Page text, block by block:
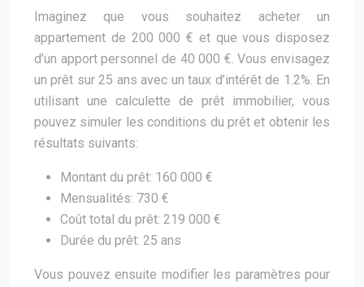
Imaginez que vous souhaitez acheter un
appartement de 200 000 € et que vous disposez
d’un apport personnel de 40 000 €. Vous envisagez
un prêt sur 25 ans avec un taux d’intérêt de 1.2%. En
utilisant une calculette de prêt immobilier, vous
pouvez simuler les conditions du prêt et obtenir les
résultats suivants:
Montant du prêt: 160 000 €
Mensualités: 730 €
Coût total du prêt: 219 000 €
Durée du prêt: 25 ans
Vous pouvez ensuite modifier les paramètres pour